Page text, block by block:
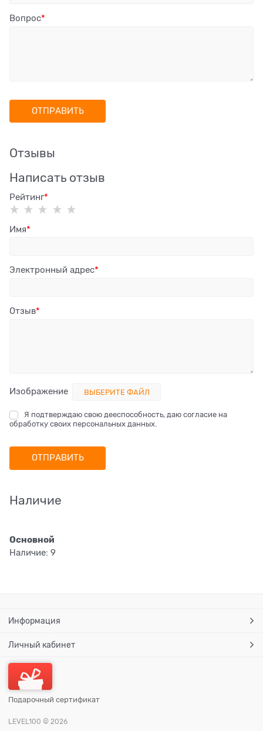
Вопрос
Отзывы
Написать отзыв
Рейтинг
Имя
Электронный адрес
Отзыв
Изображение ВЫБЕРИТЕ ФАЙЛ
Я подтверждаю свою дееспособность, даю согласие на
обработку своих персональных данных.
Наличие
Основной
Наличие: 9
Информация
Личный кабинет
Подарочный сертификат
LEVEL100 © 2026